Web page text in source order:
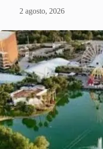
2 agosto, 2026